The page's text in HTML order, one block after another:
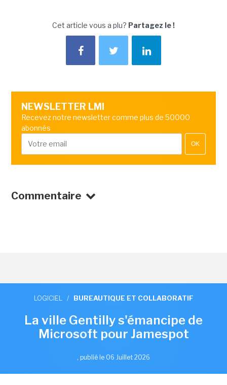
Cet article vous a plu? Partagez le !
NEWSLETTER LMI
Recevez notre newsletter comme plus de 50000
abonnés
OK
Commentaire
LOGICIEL / BUREAUTIQUE ET COLLABORATIF
La ville Gentilly s'émancipe de
Microsoft pour Jamespot
, publié le 06 Juillet 2026